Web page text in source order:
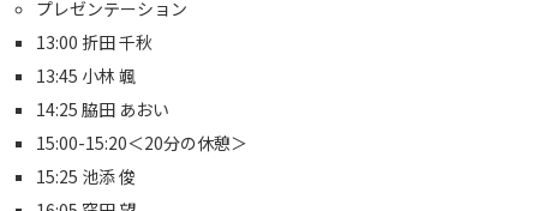
プレゼンテーション
13:00 折田 千秋
13:45 小林 颯
14:25 脇田 あおい
15:00-15:20＜20分の休憩＞
15:25 池添 俊